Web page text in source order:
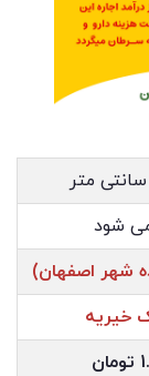
شود
شهر اصفهان)
خیریه